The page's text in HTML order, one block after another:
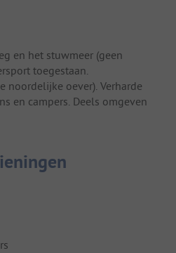
en het stuwmeer (geen
toegestaan.
noordelijke oever). Verharde
en campers. Deels omgeven